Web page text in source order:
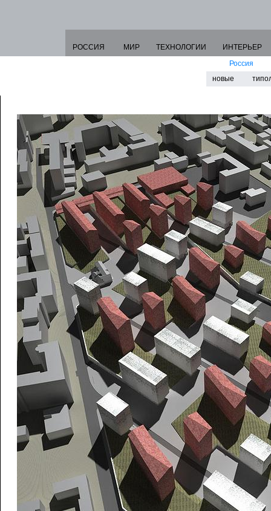
РОССИЯ МИР ТЕХНОЛОГИИ
ИНТЕРЬЕР
Россия
новые